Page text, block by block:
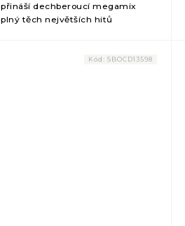
přináší dechberoucí megamix
plný těch největších hitů
pro všechny druhy lekcí –...
Kód:SBOCD13598